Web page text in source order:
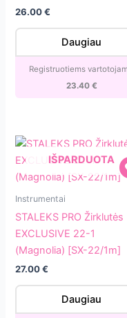
7
30-
26.00€
Daugiau
Registruotiems
23.40 €
STALEKS
22-
1
(Magnolia)
IŠPARDUOTA
Instrumentai
STALEKS PRO Žirklutės
EXCLUSIVE 22-1
(Magnolia) [SX-22/1m]
27.00€
Daugiau